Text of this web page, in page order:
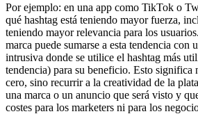
Por ejemplo: en una app como TikTok o
qué hashtag está teniendo mayor fuerza,
teniendo mayor relevancia para los
marca puede sumarse a esta tendencia con
intrusiva donde se utilice el hashtag más
tendencia) para su beneficio. Esto significa
cero, sino recurrir a la creatividad de la
una marca o un anuncio que será visto y
costes para los marketers ni para los